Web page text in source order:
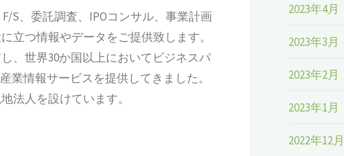
S、委託調査、IPOコンサル、事業計画
立つ情報やデータをご提供致します。
、世界30か国以上においてビジネスパ
業情報サービスを提供してきました。
法人を設けています。
2023年4月
2023年3月
2023年2月
2023年1月
2022年12月